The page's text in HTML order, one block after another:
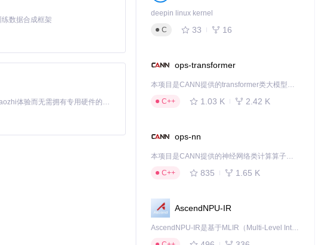
数据合成框架
基于Python的Xiaozhi AI，适用于想要完整Xiaozhi体验而无需拥有专用硬件的用户。
deepin linux kernel
C
33 16
ops-transformer
本项目是CANN提供的transformer类大模型算子库，实现网络在NPU上加速计算。
C++
1.03 K 2.42 K
ops-nn
本项目是CANN提供的神经网络类计算算子库，实现网络在NPU上加速计算。
C++
835 1.65 K
AscendNPU-IR
AscendNPU-IR是基于MLIR（Multi-Level Intermediate Representation）构建的，面向昇腾亲和算子编译时使用的中间表示，提供昇腾完备表达能力，通过编译优化提升昇腾AI处理器计算效率，支持通过生态框架使能昇腾AI处理器与深度调优